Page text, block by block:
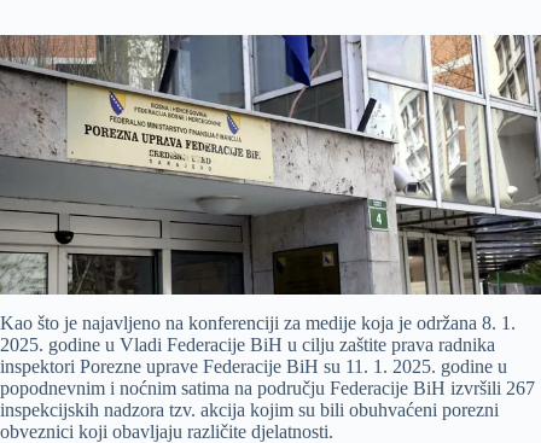
Kao što je najavljeno na konferenciji za medije koja je održana 8. 1.
2025. godine u Vladi Federacije BiH u cilju zaštite prava radnika
inspektori Porezne uprave Federacije BiH su 11. 1. 2025. godine u
popodnevnim i noćnim satima na području Federacije BiH izvršili 267
inspekcijskih nadzora tzv. akcija kojim su bili obuhvaćeni porezni
obveznici koji obavljaju različite djelatnosti.